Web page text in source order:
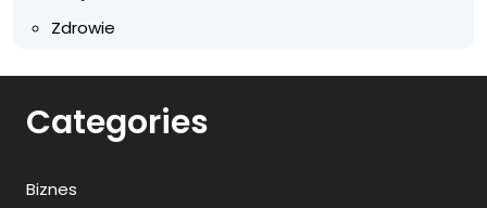
Zdrowie
Categories
Biznes